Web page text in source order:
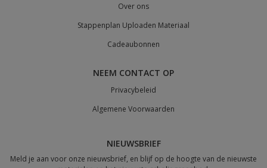
Over ons
Stappenplan Uploaden Materiaal
Cadeaubonnen
NEEM CONTACT OP
Privacybeleid
Algemene Voorwaarden
NIEUWSBRIEF
Meld je aan voor onze nieuwsbrief, en blijf op de hoogte van de nieuwste